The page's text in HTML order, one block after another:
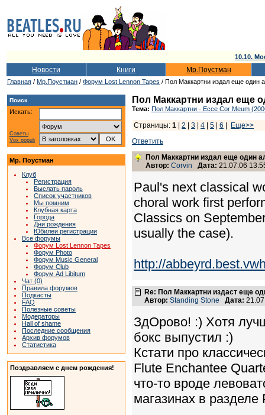
10.10.
Новости Книги Мр.Поустман
Главная / Мр.Поустман / Форум Lost Lennon Tapes / Пол Маккартни издал еще один
Поиск
Искать:
Советы
Vox populi
Мр. Поустман
Клуб
Регистрация
Выслать пароль
Список участников
Мы помним
Клубная карта
Города
Дни рождения
Юбилеи регистрации
Все форумы
Форум Lost Lennon Tapes
Форум Photo
Форум Music General
Форум Club
Форум Ad Libitum
Чат (0)
Правила форумов
Подкасты
FAQ
Полезные советы
Модераторы
Hall of shame
Последние сообщения
Архив форумов
Статистика
Поздравляем с днем рождения!
Пол Маккартни издал еще
Тема: Пол Маккартни - Ecce Cor Meum
Страницы: 1 2 3 4 5 6
Еще>>
Ответить
Пол Маккартни издал еще один
Автор: Corvin Дата: 21.07.06
Paul's next classical
choral work first
Classics on
usually the case).
http://
Re: Пол Маккартни издаст еще
Автор: Standing Stone Дата:
ЗдОрово! :) Хотя
бокс выпустил :)
Кстати про
Flute Enchantee
что-то вроде
магазинах в